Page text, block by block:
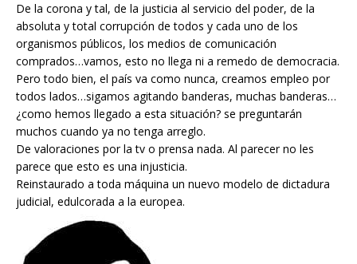
De la corona y tal, de la justicia al servicio del poder, de la
absoluta y total corrupción de todos y cada uno de los
organismos públicos, los medios de comunicación
comprados…vamos, esto no llega ni a remedo de democracia.
Pero todo bien, el país va como nunca, creamos empleo por
todos lados…sigamos agitando banderas, muchas banderas…
¿como hemos llegado a esta situación? se preguntarán
muchos cuando ya no tenga arreglo.
De valoraciones por la tv o prensa nada. Al parecer no les
parece que esto es una injusticia.
Reinstaurado a toda máquina un nuevo modelo de dictadura
judicial, edulcorada a la europea.